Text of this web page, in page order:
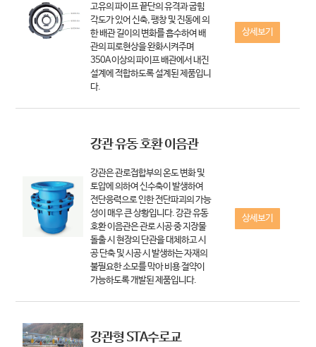
고유의 파이프 끝단의 유격과 굽힘
각도가 있어 신축, 팽창 및 진동에 의
한 배관 길이의 변화를 흡수하여 배
관의 피로현상을 완화시켜주며
350A 이상의 파이프 배관에서 내진
설계에 적합하도록 설계된 제품입니
다.
상세보기
강관 유동 호환 이음관
강관은 관로접합부의 온도 변화 및
토압에 의하여 신수축이 발생하여
전단응력으로 인한 전단파괴의 가능
성이 매우 큰 상황입니다. 강관 유동
호환 이음관은 관로 시공 중 지장물
돌출 시 현장의 단관을 대체하고 시
공 단축 및 시공 시 발생하는 자재의
불필요한 소모를 막아 비용 절약이
가능하도록 개발된 제품입니다.
상세보기
강관형 STA수로교